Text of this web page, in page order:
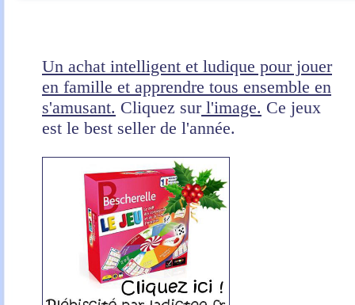
Un achat intelligent et ludique pour jouer
en famille et apprendre tous ensemble en
s'amusant. Cliquez surl'image. Ce jeux
est le best seller de l'année.